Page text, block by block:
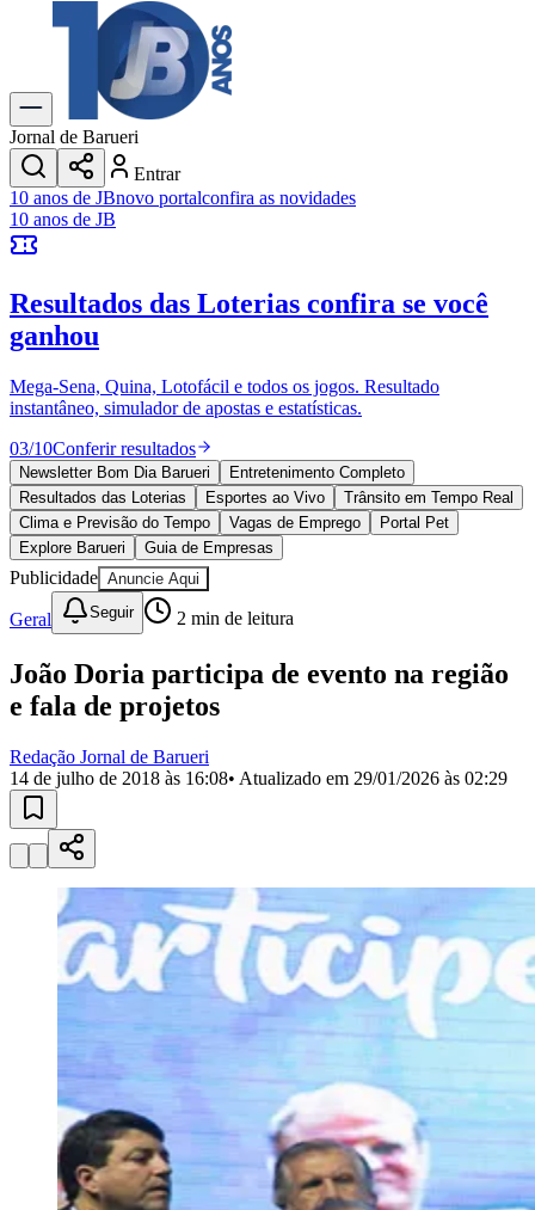
Explore Tudo
Últimas Notícias
Previsão do Tempo
Trânsito e Rotas
Dia a Dia & Lazer
Transportes
Gastronomia
Cinema & Shows
JogosNovo
Anuncie no Portal
Cadastrar Empresa
Divulgar Vagas
Política
Esportes
Saúde
Segurança
Cultura
Meio Ambiente
Obras
Educação
Bairros de Barueri
Selecione sua regiãoPara notícias da sua região
JubranBelvalBethavilleBoa
VistaCalifórnia CarapicuíbaCentroChácaras MarcoCidades da
Região
Militar
Califórnia Jardim dos Altos
Esperança Jardim Graziela
Mutinga
Jardim ParaísoJardim Paulista Jardim Reginalice
Jardim São PedroJardim São SilvestreJardim Silveira
Jardim
Jardim TupanciMutinga Nova AldeinhaOsasco
Parque dos
CamargosParque Imperial Parque Santa Luzia Parque Viana
Pirapora
do Bom JesusRecanto PhrynéaSantana de
Vale do Sol Vila Boa Vista
do Conde Vila Engenho Novo Vila Márcia
Vila Nossa Sra. da
EscadaVila Porto
Para Sua Empresa
Anuncie no Portal
Guia de Empresas
Divulgar Vagas Novo
Publicidade Legal
Jornal de Barueri
Entrar
10 anos de JBnovo portalconfira as novidades
10 anos de JB
Resultados das Loterias confira se você
ganhou
Mega-Sena, Quina, Lotofácil e todos os jogos. Resultado
instantâneo, simulador de apostas e estatísticas.
03/10Conferir resultados
Newsletter Bom Dia Barueri
Entretenimento Completo
Resultados das Loterias
Esportes ao Vivo
Trânsito em Tempo Real
Clima e Previsão do Tempo
Vagas de Emprego
Portal Pet
Explore Barueri
Guia de Empresas
Publicidade Anuncie Aqui
Geral Seguir 2 min de leitura
João Doria participa de evento na região
e fala de projetos
Redação Jornal de Barueri
14 de julho de 2018 às 16:08• Atualizado em 29/01/2026 às 02:29